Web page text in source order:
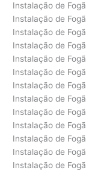
Instalação de
Instalação de
Instalação de
Instalação de
Instalação de
Instalação de
Instalação de
Instalação de
Instalação de
Instalação de
Instalação de
Instalação de
Instalação de